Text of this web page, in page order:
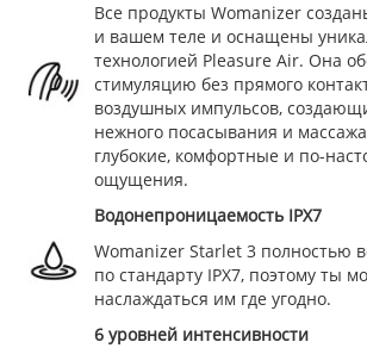
Все продукты Womanizer
и вашем теле и оснащены
технологией Pleasure Air. Она
стимуляцию без прямого
воздушных импульсов,
нежного посасывания и
глубокие, комфортные и по-
ощущения.
Водонепроницаемость IPX7
Womanizer Starlet 3 полностью
по стандарту IPX7, поэтому ты
наслаждаться им где угодно.
6 уровней интенсивности